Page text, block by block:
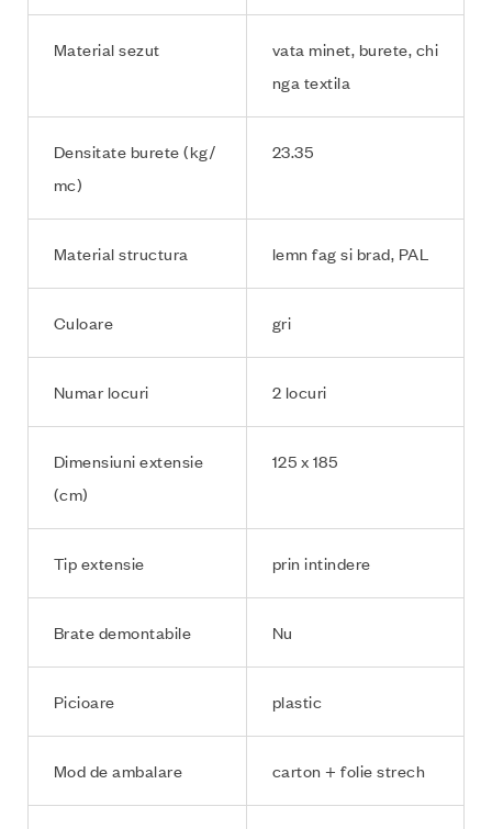
Material sezut
vata minet, burete, chi
nga textila
Densitate burete (kg/
mc)
23.35
Material structura lemn fag si brad, PAL
Culoare gri
Numar locuri 2 locuri
Dimensiuni extensie
(cm)
125 x 185
Tip extensie prin intindere
Brate demontabile Nu
Picioare plastic
Mod de ambalare carton + folie strech